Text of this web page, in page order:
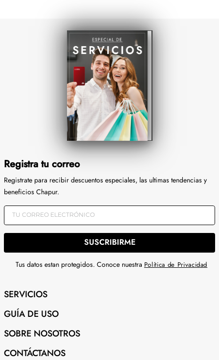
Registra tu correo
Registrate para recibir descuentos especiales, las ultimas tendencias y
beneficios Chapur.
SUSCRIBIRME
Tus datos estan protegidos. Conoce nuestra Política de Privacidad
SERVICIOS
GUÍA DE USO
SOBRE NOSOTROS
CONTÁCTANOS